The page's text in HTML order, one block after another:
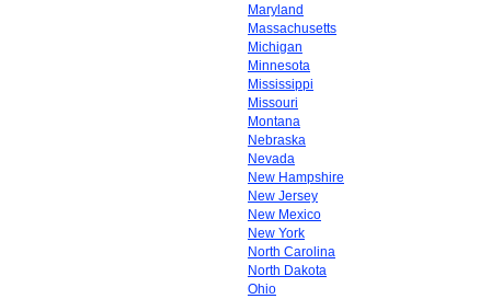
Maryland
Massachusetts
Michigan
Minnesota
Mississippi
Missouri
Montana
Nebraska
Nevada
New Hampshire
New Jersey
New Mexico
New York
North Carolina
North Dakota
Ohio